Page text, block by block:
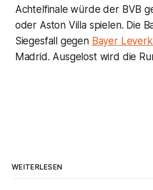
Achtelfinale würde der BVB
oder Aston Villa spielen. Die
Siegesfall gegen Bayer
Madrid. Ausgelost wird die
WEITERLESEN